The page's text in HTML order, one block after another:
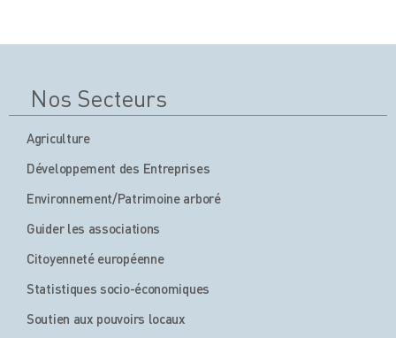
Nos Secteurs
Agriculture
Développement des Entreprises
Environnement/Patrimoine arboré
Guider les associations
Citoyenneté européenne
Statistiques socio-économiques
Soutien aux pouvoirs locaux